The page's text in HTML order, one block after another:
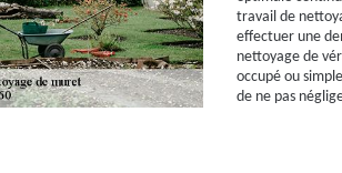
travail de
effectuer une
nettoyage de
occupé ou
de ne pas